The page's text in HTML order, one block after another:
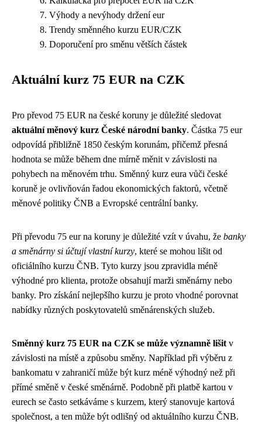
Výhody a nevýhody držení eur
Trendy směnného kurzu EUR/CZK
Doporučení pro směnu větších částek
Aktuální kurz 75 EUR na CZK
Pro převod 75 EUR na české koruny je důležité sledovat
aktuální měnový kurz České národní banky. Částka 75 eur
odpovídá přibližně 1850 českým korunám, přičemž přesná
hodnota se může během dne mírně měnit v závislosti na
pohybech na měnovém trhu. Směnný kurz eura vůči české
koruně je ovlivňován řadou ekonomických faktorů, včetně
měnové politiky ČNB a Evropské centrální banky.
Při převodu 75 eur na koruny je důležité vzít v úvahu, že banky
a směnárny si účtují vlastní kurzy, které se mohou lišit od
oficiálního kurzu ČNB. Tyto kurzy jsou zpravidla méně
výhodné pro klienta, protože obsahují marži směnárny nebo
banky. Pro získání nejlepšího kurzu je proto vhodné porovnat
nabídky různých poskytovatelů směnárenských služeb.
Směnný kurz 75 EUR na CZK se může významně lišit v
závislosti na místě a způsobu směny. Například při výběru z
bankomatu v zahraničí může být kurz méně výhodný než při
přímé směně v české směnárně. Podobně při platbě kartou v
eurech se často setkáváme s kurzem, který stanovuje kartová
společnost, a ten může být odlišný od aktuálního kurzu ČNB.